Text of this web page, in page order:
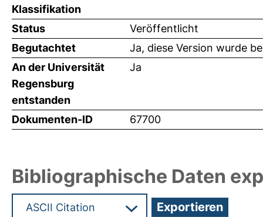
Klassifikation
Status
Veröffentlicht
Begutachtet
Ja, diese Version wurde
An der Universität
Regensburg
entstanden
Ja
Dokumenten-ID 67700
Bibliographische Daten